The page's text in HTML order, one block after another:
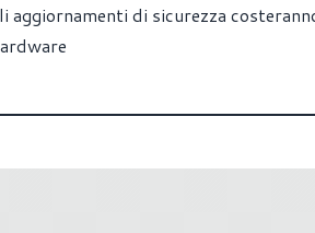
aggiornamenti di sicurezza